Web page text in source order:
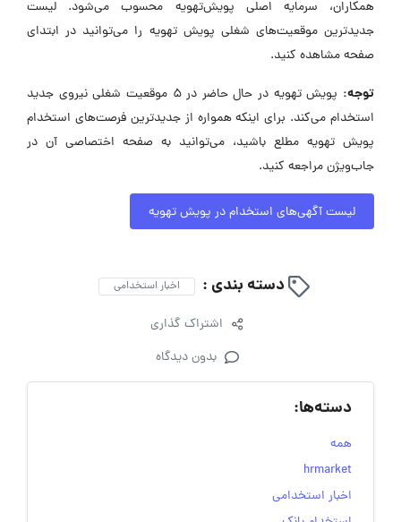
همکاران، سرمایه اصلی پویش‌تهویه محسوب می‌شود. لیست
جدیدترین موقعیت‌های شغلی پویش تهویه را می‌توانید در ابتدای
صفحه مشاهده کنید.
توجه:
پویش تهویه در حال حاضر در ۵ موقعیت شغلی نیروی جدید
استخدام می‌کند. برای اینکه همواره از جدیدترین فرصت‌های استخدام
پویش تهویه مطلع باشید، می‌توانید به صفحه اختصاصی آن در
جاب‌ویژن مراجعه کنید.
لیست آگهی‌های استخدام در پویش تهویه
دسته بندی : اخبار استخدامی
اشتراک گذاری
بدون دیدگاه
دسته‌ها:
همه
hrmarket
اخبار استخدامی